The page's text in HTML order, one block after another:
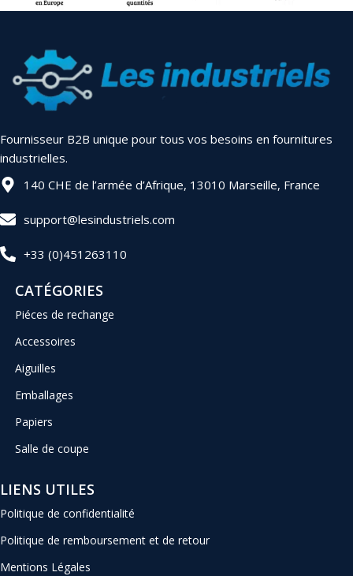
Fournisseur B2B unique pour tous vos besoins en fournitures
industrielles.
140 CHE de l’armée d’Afrique, 13010 Marseille, France
support@lesindustriels.com
+33 (0)451263110
CATÉGORIES
Piéces de rechange
Accessoires
Aiguilles
Emballages
Papiers
Salle de coupe
LIENS UTILES
Politique de confidentialité
Politique de remboursement et de retour
Mentions Légales